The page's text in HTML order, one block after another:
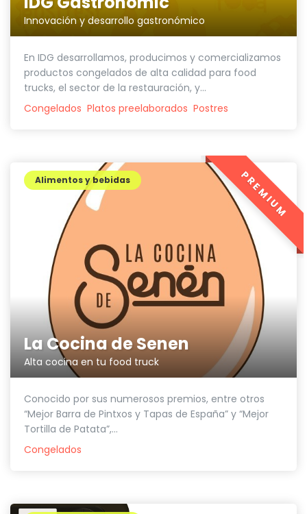
Innovación y desarrollo gastronómico
En IDG desarrollamos, producimos y comercializamos
productos congelados de alta calidad para food
trucks, el sector de la restauración, y...
Congelados Platos preelaborados Postres
La Cocina de Senen
Alta cocina en tu food truck
Alimentos y bebidas
Conocido por sus numerosos premios, entre otros
“Mejor Barra de Pintxos y Tapas de España” y “Mejor
Tortilla de Patata”,...
Congelados
PREMIUM